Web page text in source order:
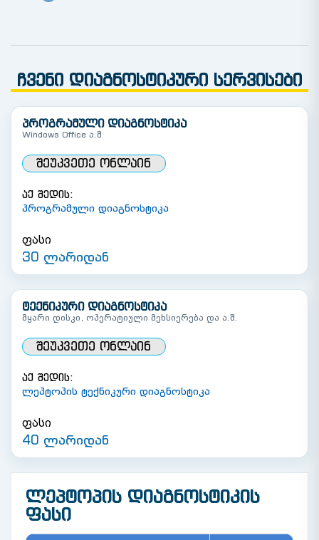
ჩვენი დიაგნოსტიკური სერვისები
პროგრამული დიაგნოსტიკა
Windows Office ა.შ
ᲨᲔᲣᲙᲕᲔᲗᲔ ᲝᲜᲚᲐᲘᲜ
აქ შედის:
პროგრამული დიაგნოსტიკა
ფასი
30 ლარიდან
ტექნიკური დიაგნოსტიკა
მყარი დისკი, ოპერატიული მეხსიერება და ა.შ.
ᲨᲔᲣᲙᲕᲔᲗᲔ ᲝᲜᲚᲐᲘᲜ
აქ შედის:
ლეპტოპის ტექნიკური დიაგნოსტიკა
ფასი
40 ლარიდან
ᲚᲔᲞᲢᲝᲞᲘᲡ ᲓᲘᲐᲒᲜᲝᲡᲢᲘᲙᲘᲡ
ᲤᲐᲡᲘ